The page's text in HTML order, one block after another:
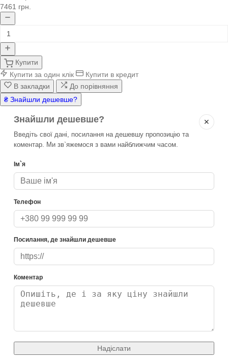
7461 грн.
Купити
Купити за один клік
Купити в кредит
В закладки
До порівняння
₴ Знайшли дешевше?
✕
Знайшли дешевше?
Введіть свої дані, посилання на дешевшу пропозицію та
коментар. Ми зв`яжемося з вами найближчим часом.
Ім`я
Телефон
Посилання, де знайшли дешевше
Коментар
Надіслати